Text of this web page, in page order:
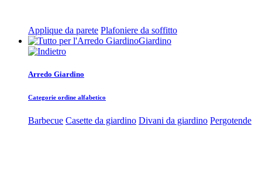
Applique da parete Plafoniere da soffitto
Giardino
Arredo Giardino
Categorie ordine alfabetico
Barbecue Casette da giardino Divani da giardino Pergotende